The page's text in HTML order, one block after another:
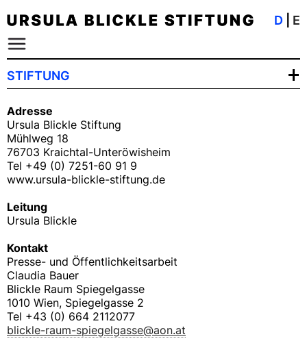
D E
STIFTUNG
GESCHICHTE
PROJEKTSCHIENEN
KONTAKT
PROJEKTARCHIV
Adresse
Ursula Blickle Stiftung
Mühlweg 18
76703 Kraichtal-Unteröwisheim
Tel +49 (0) 7251-60 91 9
www.ursula-blickle-stiftung.de
Leitung
Ursula Blickle
Kontakt
Presse- und Öffentlichkeitsarbeit
Claudia Bauer
Blickle Raum Spiegelgasse
1010 Wien, Spiegelgasse 2
Tel +43 (0) 664 2112077
blickle-raum-spiegelgasse@aon.at